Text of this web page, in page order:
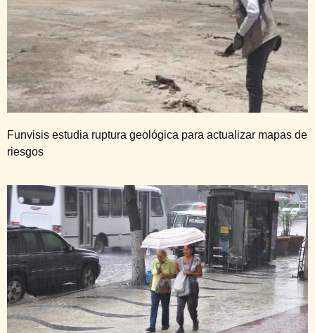
Funvisis estudia ruptura geológica para actualizar mapas de
riesgos